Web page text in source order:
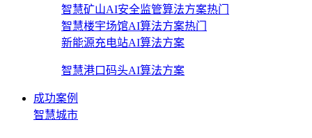
智慧矿山AI安全监管算法方案热门
智慧楼宇场馆AI算法方案热门
新能源充电站AI算法方案
智慧港口码头AI算法方案
成功案例
智慧城市